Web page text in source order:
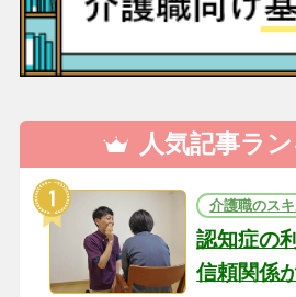
人気記事ラ
介護職のス
認知症の
信頼関係